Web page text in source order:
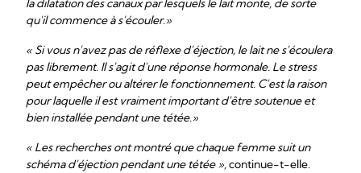
la dilatation des canaux par lesquels le lait monte, de sorte
qu'il commence à s'écouler.»
« Si vous n'avez pas de réflexe d'éjection, le lait ne s'écoulera
pas librement. Il s'agit d'une réponse hormonale. Le stress
peut empêcher ou altérer le fonctionnement. C'est la raison
pour laquelle il est vraiment important d'être soutenue et
bien installée pendant une tétée.»
« Les recherches ont montré que chaque femme suit un
schéma d'éjection pendant une tétée »,continue-t-elle.